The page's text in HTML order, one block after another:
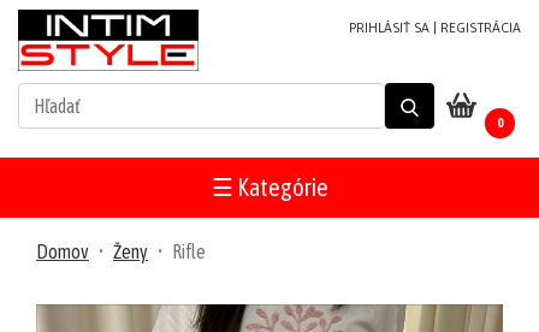
PRIHLÁSIŤ SA REGISTRÁCIA
0
NOVINKY
V
MUŽI
Plavky
☰ Kategórie
Domov Ženy Rifle